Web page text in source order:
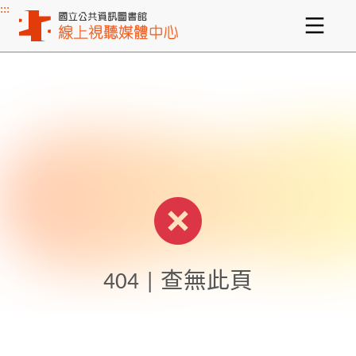
主要內容區塊
:::
404 | 查無此頁